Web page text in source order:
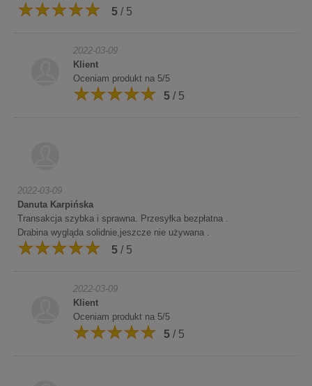
5 / 5
2022-03-09
Klient
Oceniam produkt na 5/5
5 / 5
2022-03-09
Danuta Karpińska
Transakcja szybka i sprawna. Przesyłka bezpłatna .
Drabina wygląda solidnie,jeszcze nie używana .
5 / 5
2022-03-09
Klient
Oceniam produkt na 5/5
5 / 5